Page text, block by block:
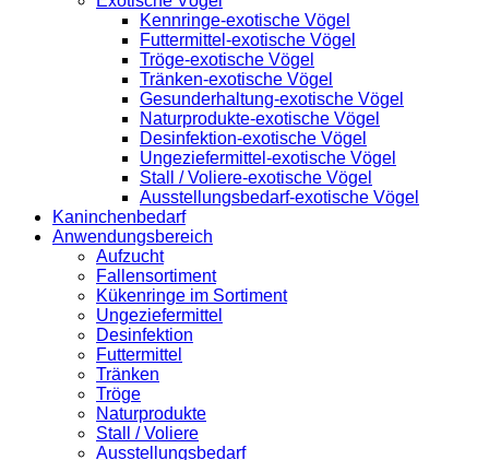
Kennringe-exotische Vögel
Futtermittel-exotische Vögel
Tröge-exotische Vögel
Tränken-exotische Vögel
Gesunderhaltung-exotische Vögel
Naturprodukte-exotische Vögel
Desinfektion-exotische Vögel
Ungeziefermittel-exotische Vögel
Stall / Voliere-exotische Vögel
Ausstellungsbedarf-exotische Vögel
Kaninchenbedarf
Anwendungsbereich
Aufzucht
Fallensortiment
Kükenringe im Sortiment
Ungeziefermittel
Desinfektion
Futtermittel
Tränken
Tröge
Naturprodukte
Stall / Voliere
Ausstellungsbedarf